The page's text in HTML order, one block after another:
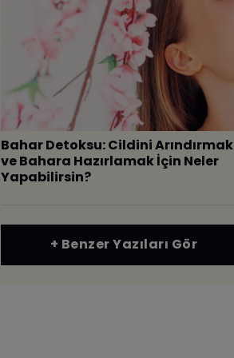
Bahar Detoksu: Cildini Arındırmak
ve Bahara Hazırlamak İçin Neler
Yapabilirsin?
+ Benzer Yazıları Gör